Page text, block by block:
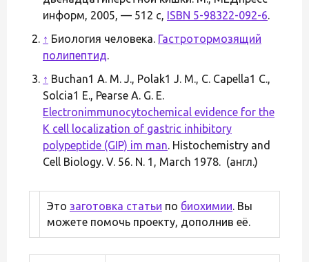
информ, 2005, — 512 с, ISBN 5-98322-092-6.
↑ Биология человека. Гастротормозящий
полипептид.
↑ Buchan1 A. M. J., Polak1 J. M., C. Capella1 C.,
Solcia1 E., Pearse A. G. E.
Electronimmunocytochemical evidence for the
K cell localization of gastric inhibitory
polypeptide (GIP) im man. Histochemistry and
Cell Biology. V. 56. N. 1, March 1978. (англ.)
Это заготовка статьи по биохимии. Вы
можете помочь проекту, дополнив её.